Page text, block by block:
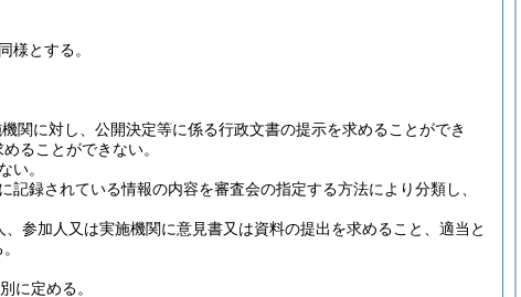
様とする。
関に対し、公開決定等に係る行政文書の提示を求めることができ
ることができない。
い。
録されている情報の内容を審査会の指定する方法により分類し、
参加人又は実施機関に意見書又は資料の提出を求めること、適当と
に定める。